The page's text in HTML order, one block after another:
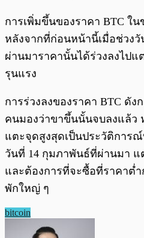
การเพิ่มขึ้นของราคา BTC ใ
หลังจากที่ก่อนหน้านี้เมื่อช่วง
ผ่านมาราคานั้นได้ร่วงลงไปแ
รุนแรง
การร่วงลงของราคา BTC ดั
คนมองว่าขาขึ้นนั้นจบลงแล้ว
แตะจุดสูงสุดเป็นประวัติการณ์
วันที่ 14 กุมภาพันธ์ที่ผ่านมา
และต้องการที่จะซื้อที่ราคาต่
พักใหญ่ ๆ
bitcoin